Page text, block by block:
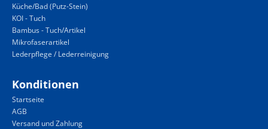
Küche/Bad (Putz-Stein)
KOI - Tuch
Bambus - Tuch/Artikel
Mikrofaserartikel
Lederpflege / Lederreinigung
Konditionen
Startseite
AGB
Versand und Zahlung